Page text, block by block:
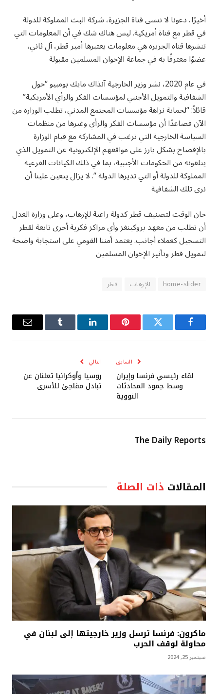
أخيرًا، دعونا لا ننسى قناة الجزيرة، شركة البث المملوكة للدولة
في قطر مع قناة أمريكية. ليس هناك شك في أن المعلومات التي
تنشرها قناة الجزيرة هي معلومات يعتبرها أمير قطر، آل ثاني،
عضوًا معترفًا به في جماعة الإخوان المسلمين مقبولة
في عام 2020، نشر وزير الخارجية آنذاك مايك بومبيو “حول
الشفافية والتمويل الأجنبي لمؤسسات الفكر والرأي الأمريكية”
قائلاً: “لحماية نزاهة مؤسسات المجتمع المدني، تطلب الوزارة من
الآن فصاعدًا أن مؤسسات الفكر والرأي وغيرها من منظمات
السياسة الخارجية التي ترغب في المشاركة مع قيام الوزارة
بالإفصاح بشكل بارز على مواقعهم الإلكترونية عن التمويل الذي
يتلقونه من الحكومات الأجنبية، بما في ذلك الكيانات الفرعية
المملوكة للدولة أو التي تديرها الدولة “. لا يزال يتعين علينا أن
نرى تلك الشفافية
حان الوقت لتصنيف قطر كدولة راعية للإرهاب، وعلى وزارة العدل
أن تطلب من معهد بروكينغز وأي مراكز فكرية أخرى تابعة لقطر
التسجيل كعملاء أجانب. يعتمد أمننا القومي على استجابة واضحة
لتمويل قطر وتأثير الإخوان المسلمين
home-slider الإرهاب قطر
فيسبوك تويتر بينتيريستلينكدإن Tumblr
البريد
السابق
لقاء رئيسي فرنسا وإيران
وسط جمود المحادثات
النووية
التالي
روسيا وأوكرانيا تعلنان عن
تبادل مفاجئ للأسرى
The Daily Reports
المقالات ذات الصلة
ماكرون: فرنسا ترسل وزير خارجيتها إلى لبنان في
محاولة لوقف الحرب
سبتمبر 25, 2024